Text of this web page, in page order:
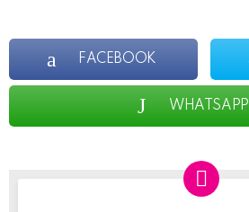
FACEBOOK
WHATSAPP